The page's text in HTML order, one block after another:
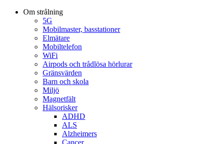
Om strålning
5G
Mobilmaster, basstationer
Elmätare
Mobiltelefon
WiFi
Airpods och trådlösa hörlurar
Gränsvärden
Barn och skola
Miljö
Magnetfält
Hälsorisker
ADHD
ALS
Alzheimers
Cancer